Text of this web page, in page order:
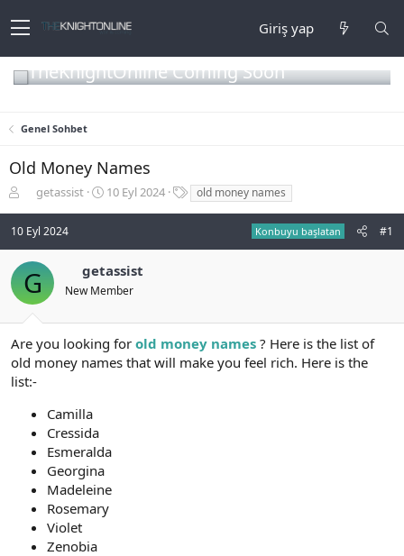
Giriş yap
TheKnightOnline Coming Soon
Genel Sohbet
Old Money Names
n
b
u
b
a
l
a
t
getassist
B
n
g
ç
a
r
10 Eyl 2024
r
old money names
10 Eyl 2024 Konbuyu başlatan #1
G getassist
New Member
Are you looking for old money names ? Here is the list of
old money names that will make you feel rich. Here is the
list:-
Camilla
Cressida
Esmeralda
Georgina
Madeleine
Rosemary
Violet
Zenobia